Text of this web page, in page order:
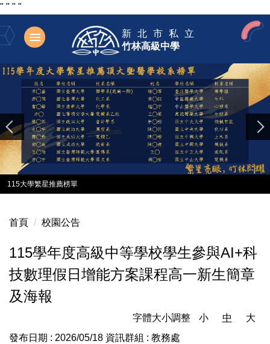
" " " "
跳
到
要
新北市私立
竹林高級中學
115大學繁星推薦榜單
首頁 校園公告
115學年度高級中等學校學生參與AI+科
技數理假日增能方案課程高一新生簡章
及海報
字體大小調整 小 中
大
發布日期 : 2026/05/18 資訊群組 : 教務處